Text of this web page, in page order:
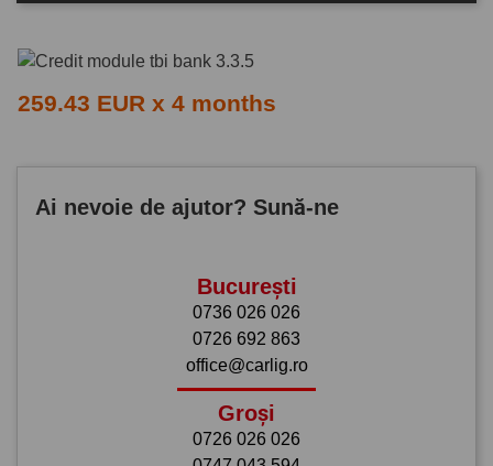
259.43 EUR x 4 months
Ai nevoie de ajutor? Sună-ne
București
0736 026 026
0726 692 863
office@carlig.ro
Groși
0726 026 026